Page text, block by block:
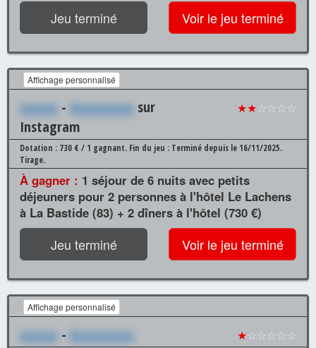
Jeu terminé Voir le jeu terminé
Affichage personnalisé
xxxxxx - Xxxxxxxxxx sur
Instagram
★★☆☆☆☆
Dotation : 730 € / 1 gagnant. Fin du jeu : Terminé depuis le 16/11/2025.
Tirage.
À gagner : 1 séjour de 6 nuits avec petits
déjeuners pour 2 personnes à l'hôtel Le Lachens
à La Bastide (83) + 2 dîners à l'hôtel (730 €)
Jeu terminé Voir le jeu terminé
Affichage personnalisé
xxxxxx - Xxxxxxxxxx ★☆☆☆☆☆